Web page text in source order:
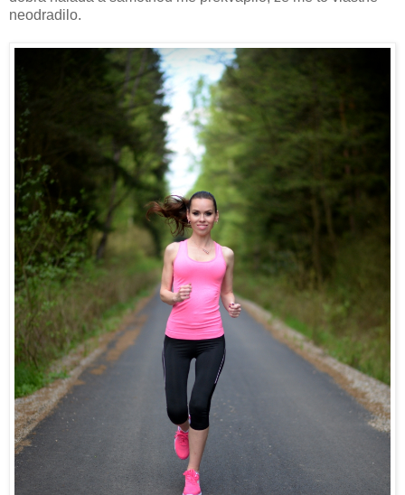
neodradilo.